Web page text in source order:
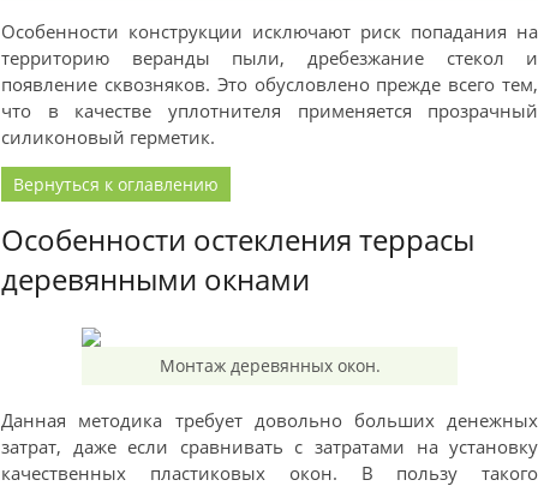
Особенности конструкции исключают риск попадания на
территорию веранды пыли, дребезжание стекол и
появление сквозняков. Это обусловлено прежде всего тем,
что в качестве уплотнителя применяется прозрачный
силиконовый герметик.
Вернуться к оглавлению
Особенности остекления террасы
деревянными окнами
Монтаж деревянных окон.
Данная методика требует довольно больших денежных
затрат, даже если сравнивать с затратами на установку
качественных пластиковых окон. В пользу такого